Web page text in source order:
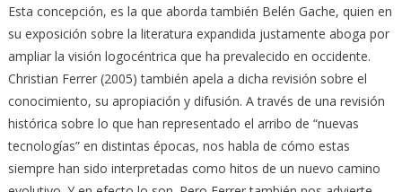
Esta concepción, es la que aborda también Belén Gache, quien en
su exposición sobre la literatura expandida justamente aboga por
ampliar la visión logocéntrica que ha prevalecido en occidente.
Christian Ferrer (2005) también apela a dicha revisión sobre el
conocimiento, su apropiación y difusión. A través de una revisión
histórica sobre lo que han representado el arribo de “nuevas
tecnologías” en distintas épocas, nos habla de cómo estas
siempre han sido interpretadas como hitos de un nuevo camino